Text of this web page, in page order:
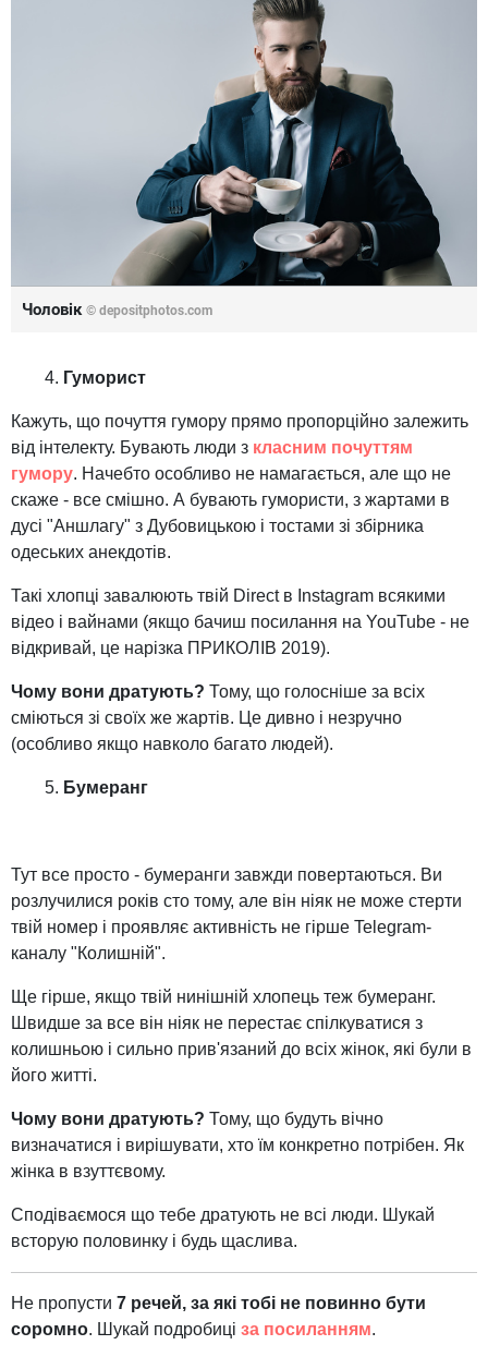
Чоловік © depositphotos.com
Гуморист
Кажуть, що почуття гумору прямо пропорційно залежить
від інтелекту. Бувають люди з класним почуттям
гумору. Начебто особливо не намагається, але що не
скаже - все смішно. А бувають гумористи, з жартами в
дусі "Аншлагу" з Дубовицькою і тостами зі збірника
одеських анекдотів.
Такі хлопці завалюють твій Direct в Instagram всякими
відео і вайнами (якщо бачиш посилання на YouTube - не
відкривай, це нарізка ПРИКОЛІВ 2019).
Чому вони дратують? Тому, що голосніше за всіх
сміються зі своїх же жартів. Це дивно і незручно
(особливо якщо навколо багато людей).
Бумеранг
Тут все просто - бумеранги завжди повертаються. Ви
розлучилися років сто тому, але він ніяк не може стерти
твій номер і проявляє активність не гірше Telegram-
каналу "Колишній".
Ще гірше, якщо твій нинішній хлопець теж бумеранг.
Швидше за все він ніяк не перестає спілкуватися з
колишньою і сильно прив'язаний до всіх жінок, які були в
його житті.
Чому вони дратують? Тому, що будуть вічно
визначатися і вирішувати, хто їм конкретно потрібен. Як
жінка в взуттєвому.
Сподіваємося що тебе дратують не всі люди. Шукай
всторую половинку і будь щаслива.
Не пропусти 7 речей, за які тобі не повинно бути
соромно. Шукай подробиці за посиланням.